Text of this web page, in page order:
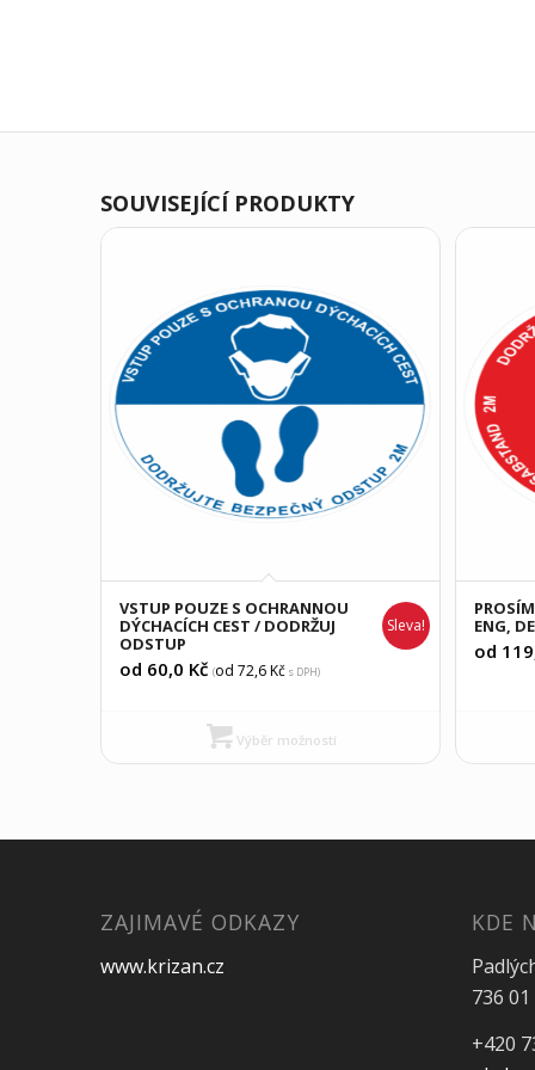
SOUVISEJÍCÍ PRODUKTY
VSTUP POUZE S OCHRANNOU
DÝCHACÍCH CEST / DODRŽUJ
ODSTUP
od 60,0 Kč (od 72,6Kčs DPH)
Sleva!
Výběr možností
ENG,
od
ZAJIMAVÉ ODKAZY
www.krizan.cz
KDE
736
+420